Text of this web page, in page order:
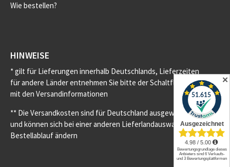
Wie bestellen?
HINWEISE
* gilt für Lieferungen innerhalb Deutschlands, Lieferzeiten
für andere Länder entnehmen Sie bitte der Schaltfläche
mit den Versandinformationen
** Die Versandkosten sind für Deutschland ausgewiesen
und können sich bei einer anderen Lieferlandauswahl im
Bestellablauf ändern
✕